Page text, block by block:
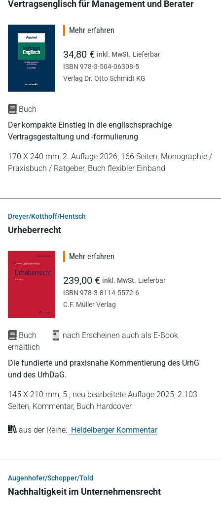
Vertragsenglisch für Management und Berater
Buch
Der kompakte Einstieg in die englischsprachige
Vertragsgestaltung und -formulierung
170 X 240 mm, 2. Auflage 2026, 166 Seiten, Monographie /
Praxisbuch / Ratgeber, Buch flexibler Einband
Mehr erfahren
34,80 € inkl. MwSt. Lieferbar
ISBN 978-3-504-06308-5
Verlag Dr. Otto Schmidt KG
Dreyer/Kotthoff/Hentsch
Urheberrecht
Buch
nach Erscheinen auch als E-Book
erhältlich
Die fundierte und praxisnahe Kommentierung des UrhG
und des UrhDaG.
145 X 210 mm, 5., neu bearbeitete Auflage 2025, 2.103
Seiten, Kommentar, Buch Hardcover
aus der Reihe: Heidelberger Kommentar
Mehr erfahren
239,00 € inkl. MwSt. Lieferbar
ISBN 978-3-8114-5572-6
C.F. Müller Verlag
Augenhofer/Schopper/Told
Nachhaltigkeit im Unternehmensrecht